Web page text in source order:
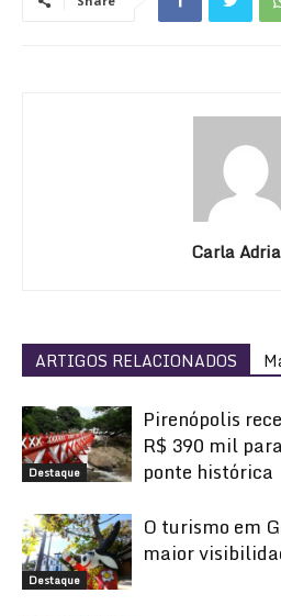
Carla
ARTIGOS RELACIONADOS
Destaque
Pirenópolis
R$ 390 mil
ponte histórica
Destaque
O turismo em
maior